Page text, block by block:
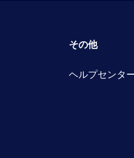
その他
ヘルプセンタ